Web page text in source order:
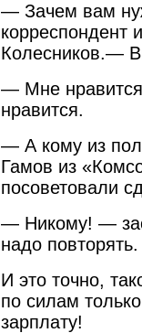
— Зачем вам
корреспондент
Колесников.—
— Мне
нравится.
— А кому из
Гамов из
посоветовали
— Никому! —
надо повторять.
И это точно,
по силам
зарплату!